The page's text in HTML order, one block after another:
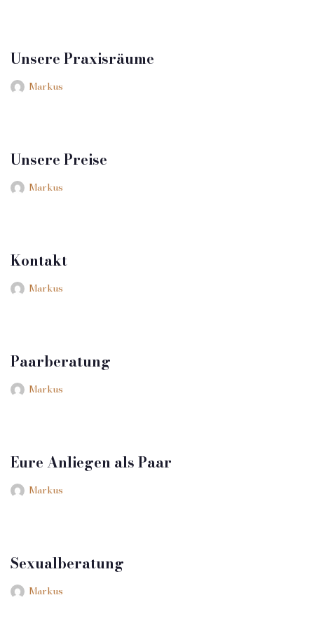
Unsere Praxisräume
Markus
Unsere Preise
Markus
Kontakt
Markus
Paarberatung
Markus
Eure Anliegen als Paar
Markus
Sexualberatung
Markus